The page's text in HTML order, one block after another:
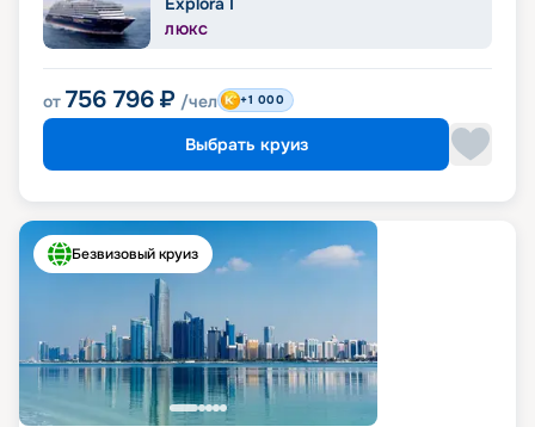
ЛЮКС
от 756 796 ₽ /чел +1 000
Выбрать круиз
Безвизовый круиз